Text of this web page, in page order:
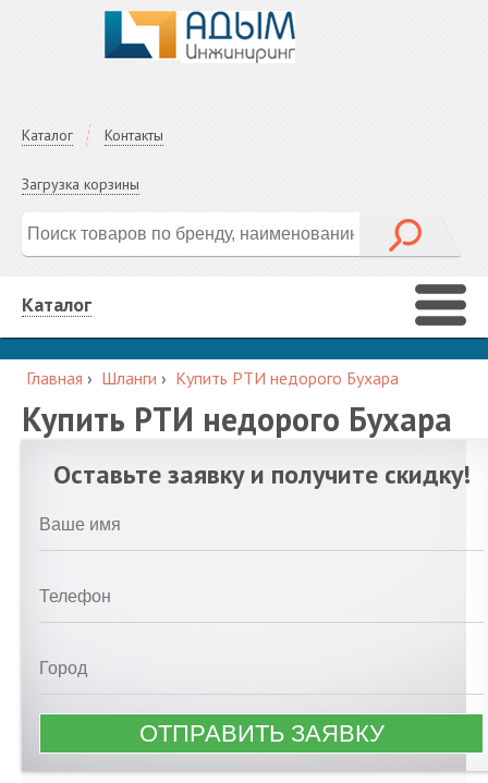
Каталог Контакты
Загрузка корзины
Каталог
Главная › Шланги › Купить РТИ недорого Бухара
Купить РТИ недорого Бухара
Оставьте заявку и получите скидку!